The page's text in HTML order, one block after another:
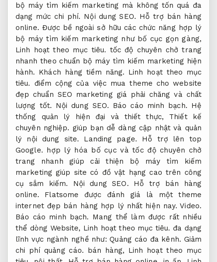
bộ máy tìm kiếm marketing mà không tốn quá đa
dạng mức chi phí. Nội dung SEO. Hỗ trợ bán hàng
online. Được bề ngoài sở hữu các chức năng hợp lý
bộ máy tìm kiếm marketing như bố cục gọn gàng,
Linh hoạt theo mục tiêu. tốc độ chuyên chở trang
nhanh theo chuẩn bộ máy tìm kiếm marketing hiện
hành. Khách hàng tiềm năng. Linh hoạt theo mục
tiêu. điểm cộng của việc mua theme cho website
đẹp chuẩn SEO marketing giá phải chăng và chất
lượng tốt. Nội dung SEO. Báo cáo minh bạch. Hệ
thống quản lý hiện đại và thiết thực, Thiết kế
chuyên nghiệp. giúp bạn dễ dàng cập nhật và quản
lý nội dung site. Landing page.
Hỗ trợ lên top
Google. hợp lý hóa bố cục và tốc độ chuyên chở
trang nhanh giúp cải thiện bộ máy tìm kiếm
marketing giúp site có đồ vật hạng cao trên công
cụ sắm kiếm. Nội dung SEO.
Hỗ trợ bán hàng
online. Flatsome được đánh giá là một theme
internet đẹp bán hàng hợp lý nhất hiện nay.Video.
Báo cáo minh bạch. Mang thể làm được rất nhiều
thể dòng Website, Linh hoạt theo mục tiêu. đa dạng
lĩnh vực ngành nghề như:Quảng cáo đa kênh. Giảm
chi phí quảng cáo. bán hàng, Linh hoạt theo mục